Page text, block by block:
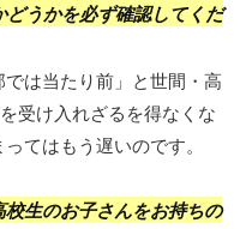
どうかを必ず確認してくだ
は当たり前」と世間・高
受け入れざるを得なくな
てはもう遅いのです。
生のお子さんをお持ちの